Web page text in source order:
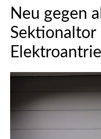
Neu gegen
Sektionaltor